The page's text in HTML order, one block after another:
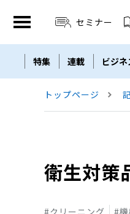
セミナー
特集 連載 ビジネ
トップページ
衛生対策
クリーニング